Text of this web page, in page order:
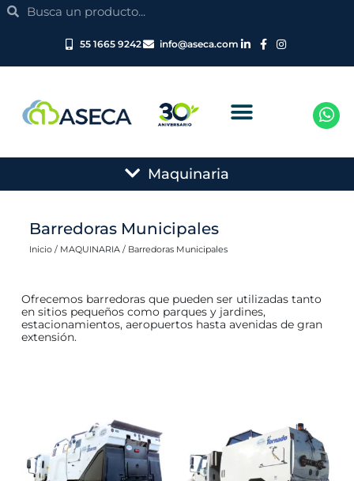
SearchSearch
55 1665 9242 info@aseca.com
Main
Menu
Maquinaria
Barredoras Municipales​
Inicio / MAQUINARIA / Barredoras Municipales​
Ofrecemos barredoras que pueden ser utilizadas tanto
en sitios pequeños como parques y jardines,
estacionamientos, aeropuertos hasta avenidas de gran
extensión.